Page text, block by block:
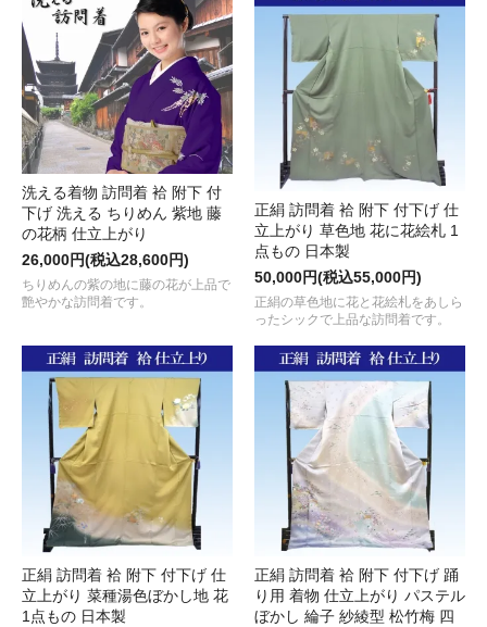
洗える着物 訪問着 袷 附下 付
下げ 洗える ちりめん 紫地 藤
の花柄 仕立上がり
26,000円(税込28,600円)
ちりめんの紫の地に藤の花が上品で
艶やかな訪問着です。
正絹 訪問着 袷 附下 付下げ 仕
立上がり 草色地 花に花絵札 1
点もの 日本製
50,000円(税込55,000円)
正絹の草色地に花と花絵札をあしら
ったシックで上品な訪問着です。
正絹 訪問着 袷 附下 付下げ 仕
立上がり 菜種湯色ぼかし地 花
1点もの 日本製
正絹 訪問着 袷 附下 付下げ 踊
り用 着物 仕立上がり パステル
ぼかし 綸子 紗綾型 松竹梅 四